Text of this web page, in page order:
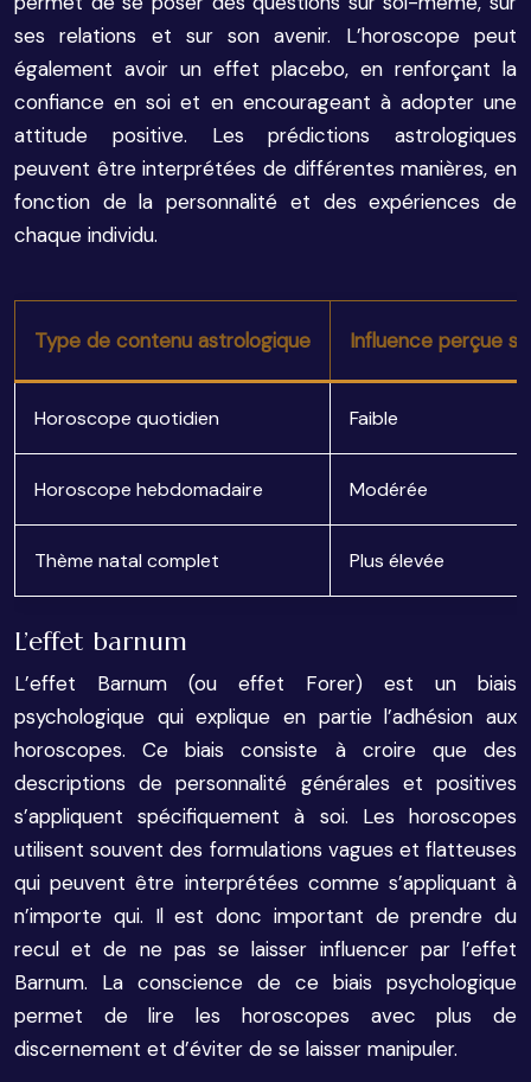
ses relations et sur son avenir. L’horoscope peut
également avoir un effet placebo, en renforçant la
confiance en soi et en encourageant à adopter une
attitude positive. Les prédictions astrologiques
peuvent être interprétées de différentes manières, en
fonction de la personnalité et des expériences de
chaque individu.
Type de contenu astrologique Influence perçue
Horoscope quotidien Faible
Horoscope hebdomadaire Modérée
Thème natal complet Plus élevée
L’effet barnum
L’effet Barnum (ou effet Forer) est un biais
psychologique qui explique en partie l’adhésion aux
horoscopes. Ce biais consiste à croire que des
descriptions de personnalité générales et positives
s’appliquent spécifiquement à soi. Les horoscopes
utilisent souvent des formulations vagues et flatteuses
qui peuvent être interprétées comme s’appliquant à
n’importe qui. Il est donc important de prendre du
recul et de ne pas se laisser influencer par l’effet
Barnum. La conscience de ce biais psychologique
permet de lire les horoscopes avec plus de
discernement et d’éviter de se laisser manipuler.